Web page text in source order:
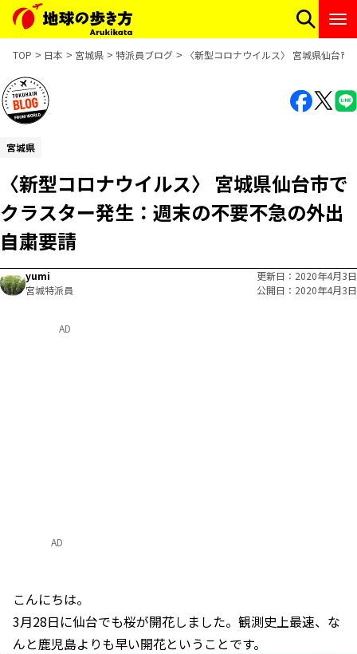
TOP 日本 宮城県 特派員ブログ 〈新型コロナウイルス〉 宮城県仙台
宮城県
〈新型コロナウイルス〉 宮城県仙台市で
クラスター発生：週末の不要不急の外出
自粛要請
yumi
宮城特派員
更新日
2020年4月3日
公開日
2020年4月3日
AD
こんにちは。
3月28日に仙台でも桜が開花しました。観測史上最速、な
んと鹿児島よりも早い開花ということです。
AD